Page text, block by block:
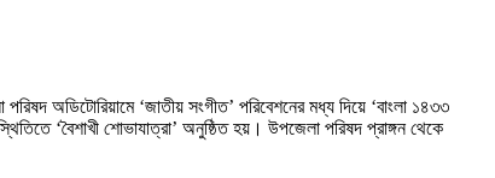
অডিটোরিয়ামে ‘জাতীয় সংগীত’ পরিবেশনের মধ্য দিয়ে ‘বাংলা ১৪৩৩
‘বৈশাখী শোভাযাত্রা’ অনুষ্ঠিত হয়। উপজেলা পরিষদ প্রাঙ্গন থেকে